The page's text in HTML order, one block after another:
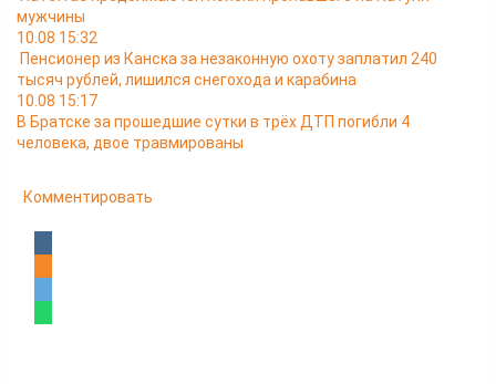
мужчины
10.08 15:32
Пенсионер из Канска за незаконную охоту заплатил 240
тысяч рублей, лишился снегохода и карабина
10.08 15:17
В Братске за прошедшие сутки в трёх ДТП погибли 4
человека, двое травмированы
Комментировать